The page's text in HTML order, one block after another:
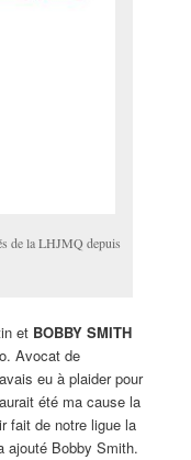
de la LHJMQ depuis
et BOBBY SMITH
Avocat de
eu à plaider pour
été ma cause la
fait de notre ligue la
ajouté Bobby Smith.